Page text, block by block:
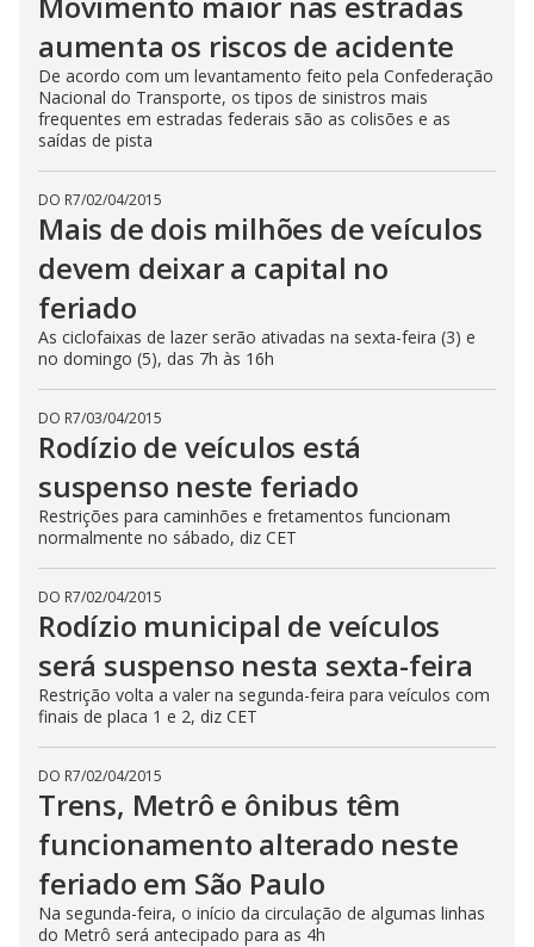
aumenta os riscos de acidente
De acordo com um levantamento feito pela Confederação
Nacional do Transporte, os tipos de sinistros mais
frequentes em estradas federais são as colisões e as
saídas de pista
DO R7/02/04/2015
Mais de dois milhões de veículos
devem deixar a capital no
feriado
As ciclofaixas de lazer serão ativadas na sexta-feira (3) e
no domingo (5), das 7h às 16h
DO R7/03/04/2015
Rodízio de veículos está
suspenso neste feriado
Restrições para caminhões e fretamentos funcionam
normalmente no sábado, diz CET
DO R7/02/04/2015
Rodízio municipal de veículos
será suspenso nesta sexta-feira
Restrição volta a valer na segunda-feira para veículos com
finais de placa 1 e 2, diz CET
DO R7/02/04/2015
Trens, Metrô e ônibus têm
funcionamento alterado neste
feriado em São Paulo
Na segunda-feira, o início da circulação de algumas linhas
do Metrô será antecipado para as 4h